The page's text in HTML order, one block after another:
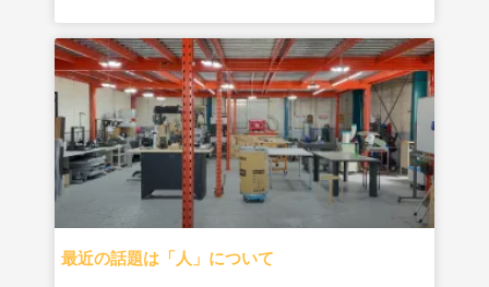
最近の話題は「人」について